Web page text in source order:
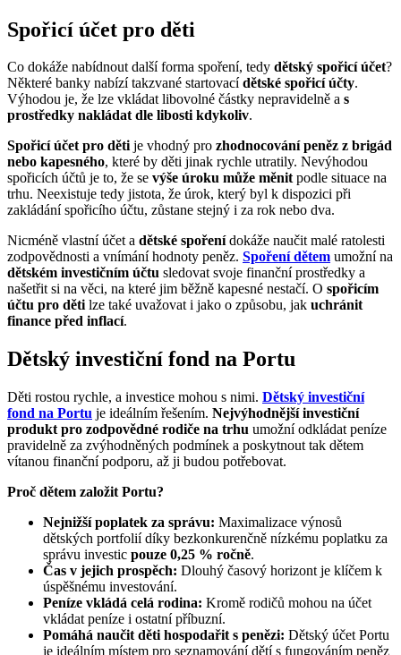
Spořicí účet pro děti
Co dokáže nabídnout další forma spoření, tedy dětský spořicí účet?
Některé banky nabízí takzvané startovací dětské spořicí účty.
Výhodou je, že lze vkládat libovolné částky nepravidelně a s
prostředky nakládat dle libosti kdykoliv.
Spořicí účet pro dětije vhodný pro zhodnocování peněz z brigád
nebo kapesného, které by děti jinak rychle utratily. Nevýhodou
spořicích účtů je to, že se výše úroku může měnitpodle situace na
trhu. Neexistuje tedy jistota, že úrok, který byl k dispozici při
zakládání spořicího účtu, zůstane stejný i za rok nebo dva.
Nicméně vlastní účet a dětské spořenídokáže naučit malé ratolesti
zodpovědnosti a vnímání hodnoty peněz. Spoření dětem umožní na
dětském investičním účtu sledovat svoje finanční prostředky a
našetřit si na věci, na které jim běžně kapesné nestačí. O spořicím
účtu pro dětilze také uvažovat i jako o způsobu, jak uchránit
finance před inflací.
Dětský investiční fond na Portu
Děti rostou rychle, a investice mohou s nimi. Dětský investiční
fond na Portu je ideálním řešením. Nejvýhodnější investiční
produkt pro zodpovědné rodiče na trhu umožní odkládat peníze
pravidelně za zvýhodněných podmínek a poskytnout tak dětem
vítanou finanční podporu, až ji budou potřebovat.
Proč dětem založit Portu?
Nejnižší poplatek za správu: Maximalizace výnosů
dětských portfolií díky bezkonkurenčně nízkému poplatku za
správu investic pouze 0,25 % ročně.
Čas v jejich prospěch: Dlouhý časový horizont je klíčem k
úspěšnému investování.
Peníze vkládá celá rodina: Kromě rodičů mohou na účet
vkládat peníze i ostatní příbuzní.
Pomáhá naučit děti hospodařit s penězi: Dětský účet Portu
je ideálním místem pro seznamování dětí s fungováním peněz